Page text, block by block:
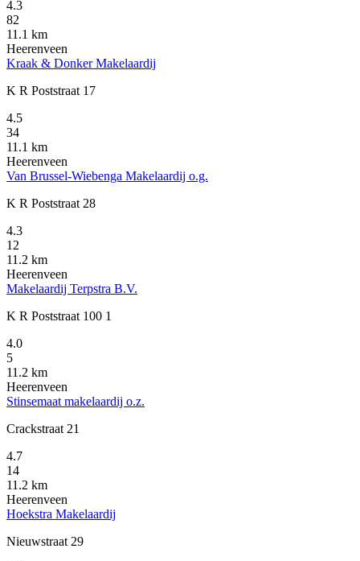
4.3
82
11.1 km
Heerenveen
Kraak & Donker Makelaardij
K R Poststraat 17
4.5
34
11.1 km
Heerenveen
Van Brussel-Wiebenga Makelaardij o.g.
K R Poststraat 28
4.3
12
11.2 km
Heerenveen
Makelaardij Terpstra B.V.
K R Poststraat 100 1
4.0
5
11.2 km
Heerenveen
Stinsemaat makelaardij o.z.
Crackstraat 21
4.7
14
11.2 km
Heerenveen
Hoekstra Makelaardij
Nieuwstraat 29